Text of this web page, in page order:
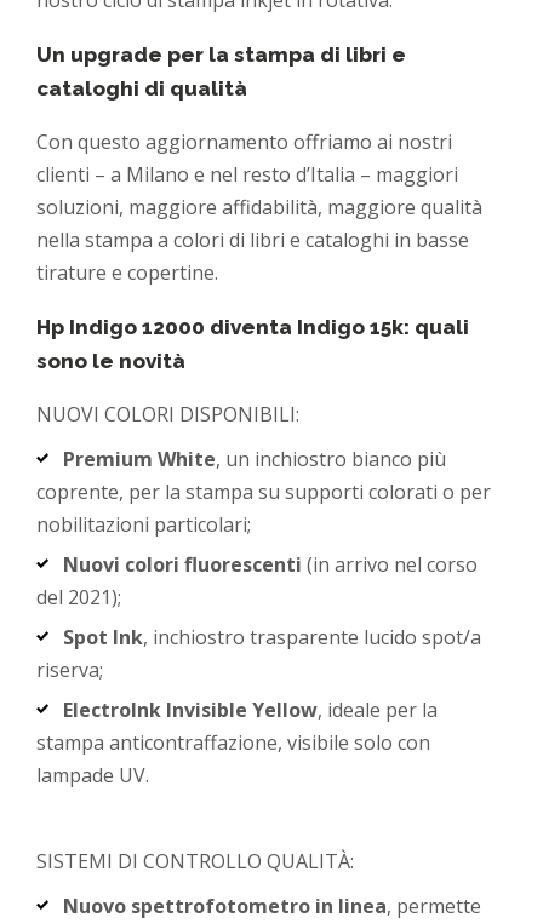
Un upgrade per la stampa di libri e
cataloghi di qualità
Con questo aggiornamento offriamo ai nostri
clienti – a Milano e nel resto d’Italia – maggiori
soluzioni, maggiore affidabilità, maggiore qualità
nella stampa a colori di libri e cataloghi in basse
tirature e copertine.
Hp Indigo 12000 diventa Indigo 15k: quali
sono le novità
NUOVI COLORI DISPONIBILI:
Premium White, un inchiostro bianco più
coprente, per la stampa su supporti colorati o per
nobilitazioni particolari;
Nuovi colori fluorescenti (in arrivo nel corso
del 2021);
Spot Ink, inchiostro trasparente lucido spot/a
riserva;
ElectroInk Invisible Yellow, ideale per la
stampa anticontraffazione, visibile solo con
lampade UV.
SISTEMI DI CONTROLLO QUALITÀ:
Nuovo spettrofotometro in linea, permette